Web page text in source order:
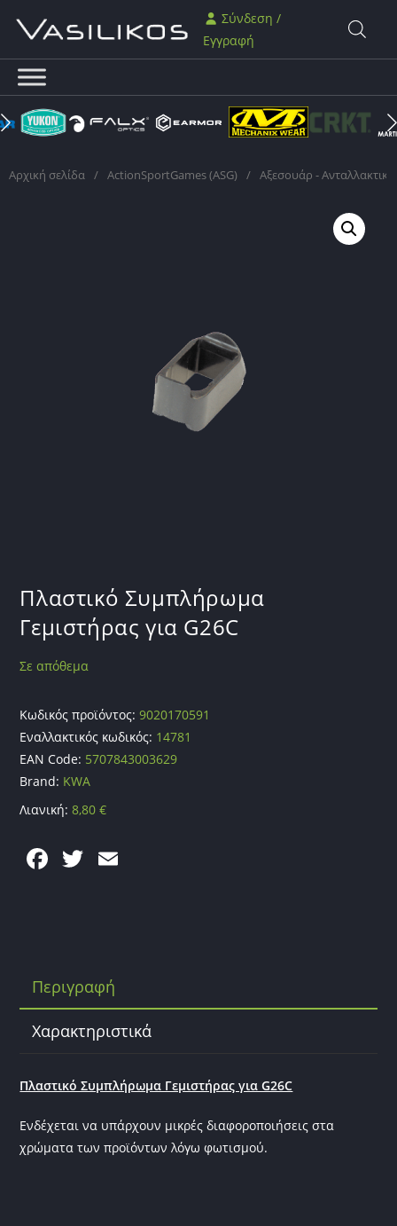
Σύνδεση /
Εγγραφή
Αρχική σελίδα / ActionSportGames (ASG) / Αξεσουάρ - Ανταλλακτικά
Πλαστικό Συμπλήρωμα
Γεμιστήρας για G26C
Σε απόθεμα
Κωδικός προϊόντος:9020170591
Εναλλακτικός κωδικός: 14781
EAN Code: 5707843003629
Brand: KWA
Λιανική:8,80€
F
o
o
T
Περιγραφή
Χαρακτηριστικά
Πλαστικό Συμπλήρωμα Γεμιστήρας για G26C
Ενδέχεται να υπάρχουν μικρές διαφοροποιήσεις στα
χρώματα των προϊόντων λόγω φωτισμού.